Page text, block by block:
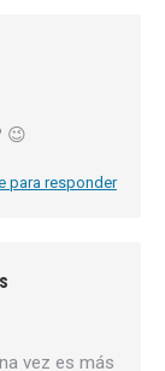
😉
para responder
vez es más